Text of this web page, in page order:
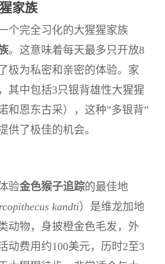
家族
个完全习化的大猩猩家族
。这意味着每天最多只开放8
极为私密和亲密的体验。家
其中包括3只银背雄性大猩猩
和恩东古采），这种”多银背”
供了极佳的机会。
验金色猴子追踪的最佳地
kandti）是维龙加地
动物，身披橙金色毛发，外
动费用约100美元，历时2至3